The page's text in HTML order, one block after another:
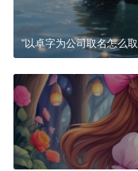
“以卓字为公司取名怎么取